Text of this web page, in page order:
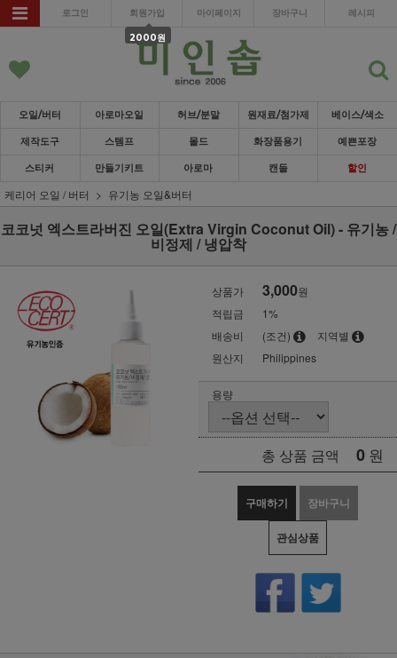
로그인
회원가입
2000원
마이페이지 장바구니 레시피
오일/버터 아로마오일 허브/분말 원재료/첨가제 베이스/색소
제작도구 스템프 몰드 화장품용기 예쁜포장
스티커 만들기키트 아로마 캔들 할인
케리어 오일 / 버터 유기농 오일&버터
코코넛 엑스트라버진 오일(Extra Virgin Coconut Oil) - 유기농 /
비정제 / 냉압착
상품가 3,000원
적립금
1%
배송비
(조건)
지역별
원산지
Philippines
용량
총 상품 금액 0 원
구매하기 장바구니
관심상품